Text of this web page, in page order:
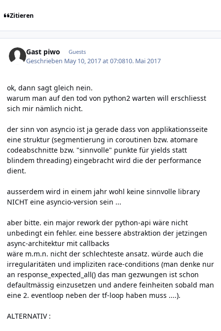
Zitieren
Gast piwo Guests
Geschrieben May 10, 2017 at 07:0810. Mai 2017
ok, dann sagt gleich nein.
warum man auf den tod von python2 warten will erschliesst
sich mir nämlich nicht.
der sinn von asyncio ist ja gerade dass von applikationsseite
eine struktur (segmentierung in coroutinen bzw. atomare
codeabschnitte bzw. "sinnvolle" punkte für yields statt
blindem threading) eingebracht wird die der performance
dient.
ausserdem wird in einem jahr wohl keine sinnvolle library
NICHT eine asyncio-version sein ...
aber bitte. ein major rework der python-api wäre nicht
unbedingt ein fehler. eine bessere abstraktion der jetzingen
async-architektur mit callbacks
wäre m.m.n. nicht der schlechteste ansatz. würde auch die
irregularitäten und impliziten race-conditions (man denke nur
an response_expected_all() das man gezwungen ist schon
defaultmässig einzusetzen und andere feinheiten sobald man
eine 2. eventloop neben der tf-loop haben muss ....).
ALTERNATIV :